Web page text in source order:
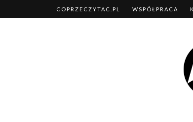
COPRZECZYTAC.PL WSPÓŁPRACA